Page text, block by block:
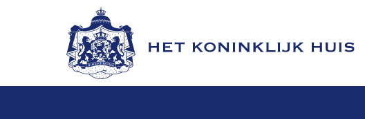
Naar de homepage van Het Koninklijk Huis